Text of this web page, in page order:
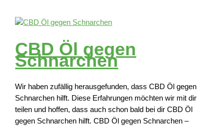
CBD Öl gegen
Schnarchen
Wir haben zufällig herausgefunden, dass CBD Öl gegen
Schnarchen hilft. Diese Erfahrungen möchten wir mit dir
teilen und hoffen, dass auch schon bald bei dir CBD Öl
gegen Schnarchen hilft. CBD Öl gegen Schnarchen –